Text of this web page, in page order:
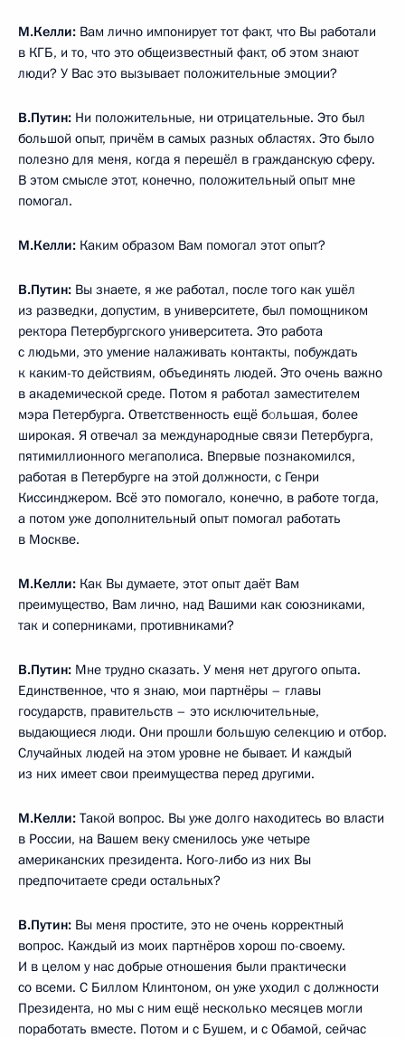
сила имеет несколько измерений.
Первое, человек должен быть убеждён в правоте того, что
в достижении целей, которые перед собой ставит.
М.Келли:У меня в связи с этим вопрос возникает: когда
время от времени случаются фотографии в западной прессе
и в американской прессе Вас, скажем, скачущего
Это зачем?
В.Путин: Ну, я отдыхаю. Есть Ваши российские коллеги,
есть интернет. Но так, чтобы это совсем
уж целенаправленно, мы это не делаем. Берут то, что
нравится. У меня очень много фотографий в рабочей
обстановке, с бумагами, в кабинете, но это никому
не интересно.
М.Келли: (Смех.)Вы хотите сказать, что людям нравится,
когда Вы сфотографированы без рубашки?
В.Путин:Вы знаете, я видел свои фотографии, когда я
скачу на медведе. Но я на медведе пока не скакал,
но фотографии такие есть.
М.Келли: Выборы, можно сказать, на носу, через две
недели. Вам ни много ни мало 65 лет. Некоторые, может
быть, даже многие люди в этом возрасте уже
в своём будущем предвидите ситуацию, когда Вам
захочется слегка сбавить обороты?
В.Путин:Во-первых, насколько мне известно, в мире много
действующих политиков, которые старше меня, и они
работают очень активно.